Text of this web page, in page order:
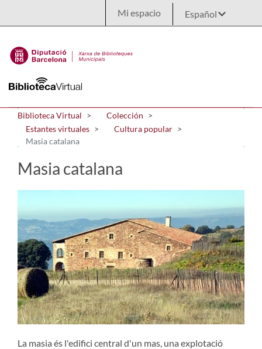
Mi espacio
Biblioteca Virtual
Colección
Estantes virtuales
Cultura popular
Masia catalana
Masia catalana
La masia és l'edifici central d'un mas, una explotació